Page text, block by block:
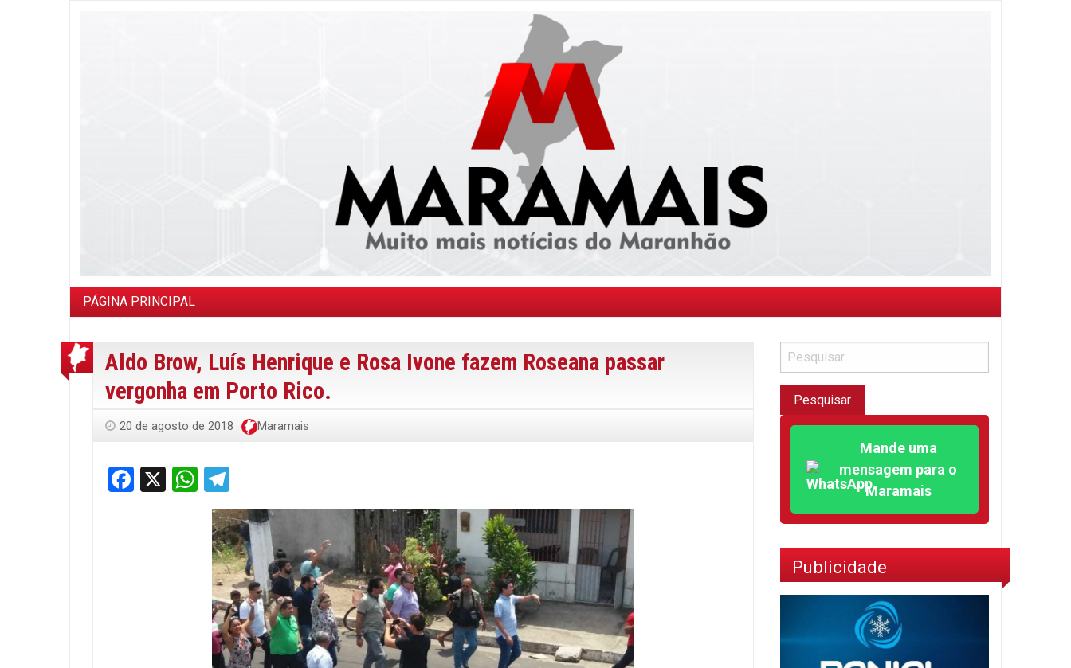
PÁGINA PRINCIPAL
Aldo Brow, Luís Henrique e Rosa Ivone fazem Roseana passar
vergonha em Porto Rico.
20 de agosto de 2018 Maramais
Facebook
X WhatsApp
Mande uma
mensagem para o
Maramais
Publicidade